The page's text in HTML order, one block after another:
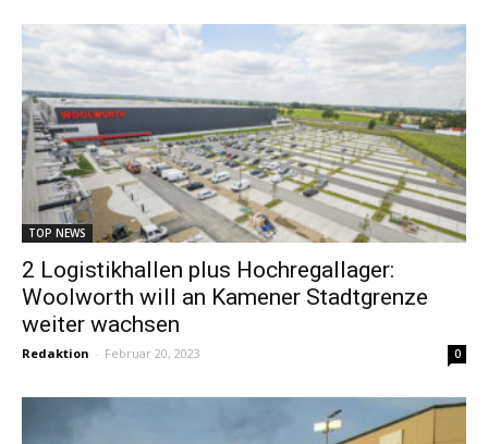
TOP NEWS
2 Logistikhallen plus Hochregallager:
Woolworth will an Kamener Stadtgrenze
weiter wachsen
Redaktion - Februar 20, 2023 0